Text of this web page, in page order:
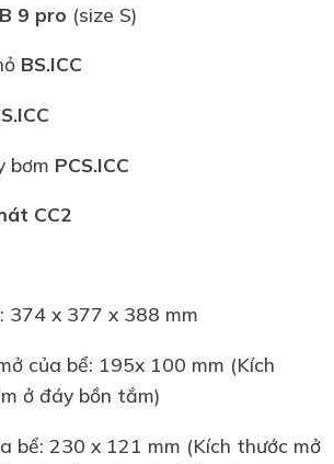
9 pro (size S)
BS.ICC
bơm PCS.ICC
CC2
374 x 377 x 388 mm
của bể: 195x 100 mm (Kích
ở đáy bồn tắm)
bể: 230 x 121 mm (Kích thước mở